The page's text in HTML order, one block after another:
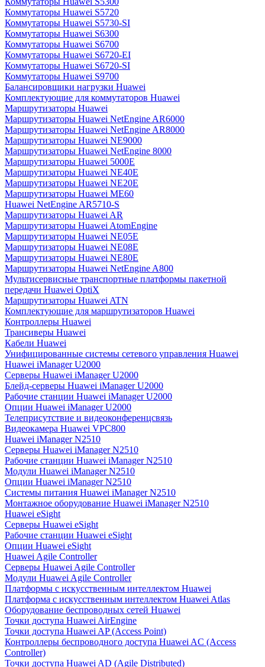
Коммутаторы Huawei S5720
Коммутаторы Huawei S5730-SI
Коммутаторы Huawei S6300
Коммутаторы Huawei S6700
Коммутаторы Huawei S6720-EI
Коммутаторы Huawei S6720-SI
Коммутаторы Huawei S9700
Балансировщики нагрузки Huawei
Комплектующие для коммутаторов Huawei
Маршрутизаторы Huawei
Маршрутизаторы Huawei NetEngine AR6000
Маршрутизаторы Huawei NetEngine AR8000
Маршрутизаторы Huawei NE9000
Маршрутизаторы Huawei NetEngine 8000
Маршрутизаторы Huawei 5000E
Маршрутизаторы Huawei NE40E
Маршрутизаторы Huawei NE20E
Маршрутизаторы Huawei ME60
Huawei NetEngine AR5710-S
Маршрутизаторы Huawei AR
Маршрутизаторы Huawei AtomEngine
Маршрутизаторы Huawei NE05E
Маршрутизаторы Huawei NE08E
Маршрутизаторы Huawei NE80E
Маршрутизаторы Huawei NetEngine A800
Мультисервисные транспортные платформы пакетной
передачи Huawei OptiX
Маршрутизаторы Huawei ATN
Комплектующие для маршрутизаторов Huawei
Контроллеры Huawei
Трансиверы Huawei
Кабели Huawei
Унифицированные системы сетевого управления Huawei
Huawei iManager U2000
Серверы Huawei iManager U2000
Блейд-серверы Huawei iManager U2000
Рабочие станции Huawei iManager U2000
Опции Huawei iManager U2000
Телеприсутствие и видеоконференцсвязь
Видеокамера Huawei VPC800
Huawei iManager N2510
Серверы Huawei iManager N2510
Рабочие станции Huawei iManager N2510
Модули Huawei iManager N2510
Опции Huawei iManager N2510
Системы питания Huawei iManager N2510
Монтажное оборудование Huawei iManager N2510
Huawei eSight
Серверы Huawei eSight
Рабочие станции Huawei eSight
Опции Huawei eSight
Huawei Agile Controller
Серверы Huawei Agile Controller
Модули Huawei Agile Controller
Платформы с искусственным интеллектом Huawei
Платформа с искусственным интеллектом Huawei Atlas
Оборудование беспроводных сетей Huawei
Точки доступа Huawei AirEngine
Точки доступа Huawei AP (Access Point)
Контроллеры беспроводного доступа Huawei AC (Access
Controller)
Точки доступа Huawei AD (Agile Distributed)